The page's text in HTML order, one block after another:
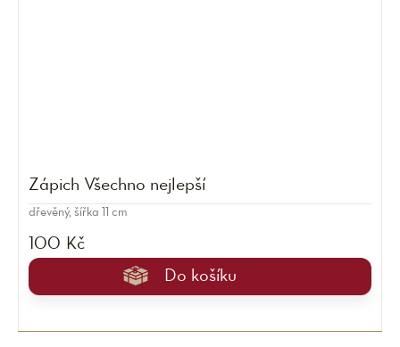
Zápich Všechno nejlepší
100 Kč
Do košíku
dřevěný, šířka 11 cm